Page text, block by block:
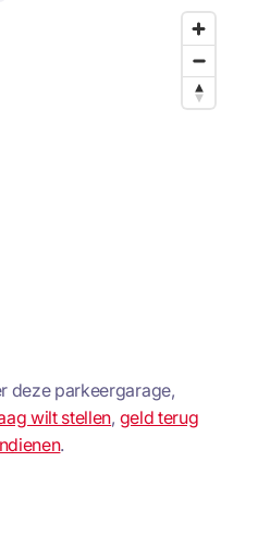
deze parkeergarage,
wilt stellen, geld terug
.